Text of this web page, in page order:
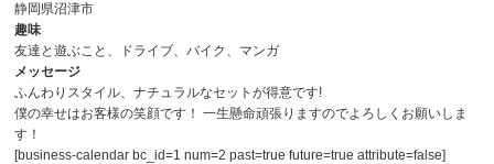
静岡県沼津市
趣味
友達と遊ぶこと、ドライブ、バイク、マンガ
メッセージ
ふんわりスタイル、ナチュラルなセットが得意です!
僕の幸せはお客様の笑顔です！ 一生懸命頑張りますのでよろしくお願いしま
す！
[business-calendar bc_id=1 num=2 past=true future=true attribute=false]